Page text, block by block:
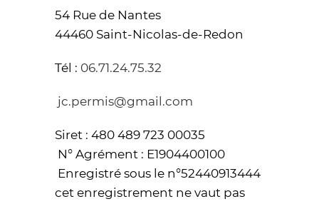
54 Rue de Nantes
44460 Saint-Nicolas-de-Redon
Tél : 06.71.24.75.32
jc.permis@gmail.com
Siret : 480 489 723 00035
N° Agrément : E1904400100
Enregistré sous le n°52440913444
cet enregistrement ne vaut pas